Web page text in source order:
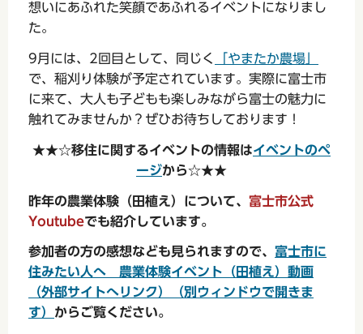
想いにあふれた笑顔であふれるイベントになりまし
た。
9月には、2回目として、同じく
「やまたか農場」
で、稲刈り体験が予定されています。実際に富士市
に来て、大人も子どもも楽しみながら富士の魅力に
触れてみませんか？ぜひお待ちしております！
★★☆移住に関するイベントの情報はイベントのペ
ージから☆★★
昨年の農業体験（田植え）について、 富士市公式
Youtubeでも紹介しています。
参加者の方の感想なども見られますので、 富士市に
住みたい人へ 農業体験イベント（田植え）動画
（外部サイトへリンク）（別ウィンドウで開きま
す） からご覧ください。